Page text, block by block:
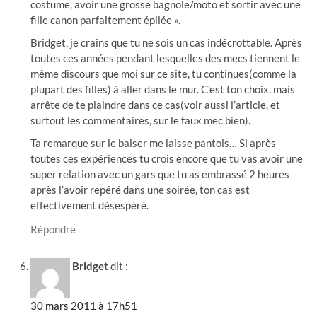
costume, avoir une grosse bagnole/moto et sortir avec une
fille canon parfaitement épilée ».
Bridget, je crains que tu ne sois un cas indécrottable. Après
toutes ces années pendant lesquelles des mecs tiennent le
même discours que moi sur ce site, tu continues(comme la
plupart des filles) à aller dans le mur. C’est ton choix, mais
arrête de te plaindre dans ce cas(voir aussi l’article, et
surtout les commentaires, sur le faux mec bien).
Ta remarque sur le baiser me laisse pantois… Si après
toutes ces expériences tu crois encore que tu vas avoir une
super relation avec un gars que tu as embrassé 2 heures
après l’avoir repéré dans une soirée, ton cas est
effectivement désespéré.
Répondre
Bridgetdit :
30 mars 2011 à 17h51